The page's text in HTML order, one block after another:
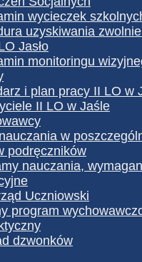
wycieczek
uzyskiwania
Jasło
monitoringu
i plan pracy II LO w
II LO w Jaśle
w
podręczników
nauczania,
Uczniowski
program
dzwonków